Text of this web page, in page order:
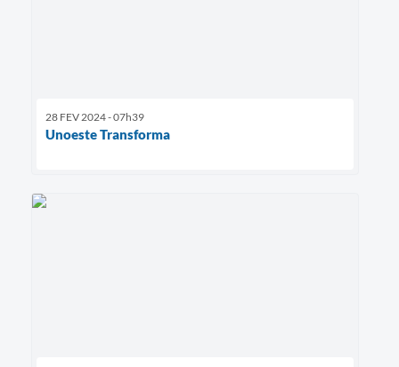
28 FEV 2024 - 07h39
Unoeste Transforma